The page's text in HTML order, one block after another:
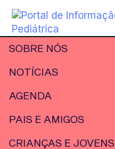
SOBRE NÓS
NOTÍCIAS
AGENDA
PAIS E AMIGOS
CRIANÇAS E JOVENS